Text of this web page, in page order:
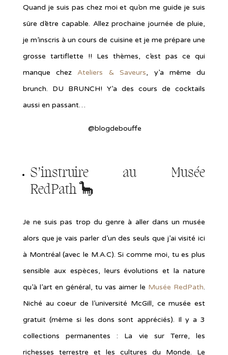
Quand je suis pas chez moi et qu’on me guide je suis
sûre d’être capable. Allez prochaine journée de pluie,
je m’inscris à un cours de cuisine et je me prépare une
grosse tartiflette !! Les thèmes, c’est pas ce qui
manque chezAteliers & Saveurs, y’a même du
brunch. DU BRUNCH! Y’a des cours de cocktails
aussi en passant…
@blogdebouffe
S’instruire au Musée
RedPath🦕
Je ne suis pas trop du genre à aller dans un musée
alors que je vais parler d’un des seuls que j’ai visité ici
à Montréal (avec le M.A.C). Si comme moi, tu es plus
sensible aux espèces, leurs évolutions et la nature
qu’à l’art en général, tu vas aimer le Musée RedPath.
Niché au coeur de l’université McGill, ce musée est
gratuit (même si les dons sont appréciés). Il y a 3
collections permanentes : La vie sur Terre, les
richesses terrestre et les cultures du Monde. Le